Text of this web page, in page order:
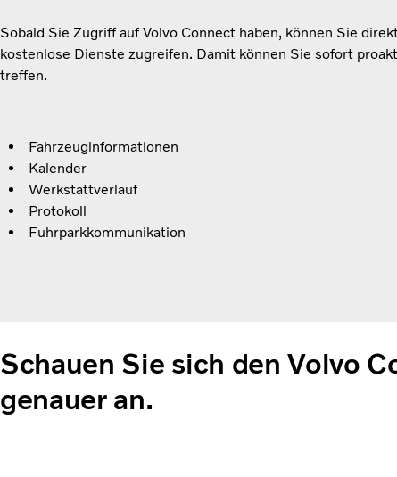
Sobald Sie Zugriff auf Volvo Connect haben, können Sie
kostenlose Dienste zugreifen. Damit können Sie sofort
treffen.
Fahrzeuginformationen
Kalender
Werkstattverlauf
Protokoll
Fuhrparkkommunikation
Schauen Sie sich den Volvo
genauer an.